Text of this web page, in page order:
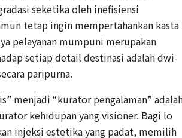
seketika oleh inefisiensi
tetap ingin mempertahankan kasta
pelayanan mumpuni merupakan
setiap detail destinasi adalah dwi-
paripurna.
menjadi “kurator pengalaman”
kehidupan yang visioner. Bagi lo
injeksi estetika yang padat, memilih